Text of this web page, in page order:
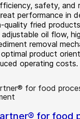
safety, and
performance in
quality fried
oil flow,
removal
optimal product
operating costs.
for food